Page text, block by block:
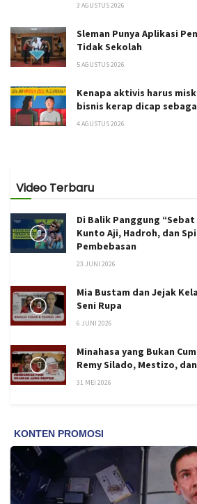
3 AGUSTUS 2026
Sleman Punya Aplikasi
Tidak Sekolah
5 AGUSTUS 2026
Kenapa aktivis harus
bisnis kerap dicap
4 AGUSTUS 2026
Video Terbaru
Di Balik Panggung
Kunto Aji, Hadroh, dan
Pembebasan
23 JUNI 2026
Mia Bustam dan Jejak
Seni Rupa
6 JUNI 2026
Minahasa yang Bukan
Remy Silado, Mestizo,
31 MEI 2026